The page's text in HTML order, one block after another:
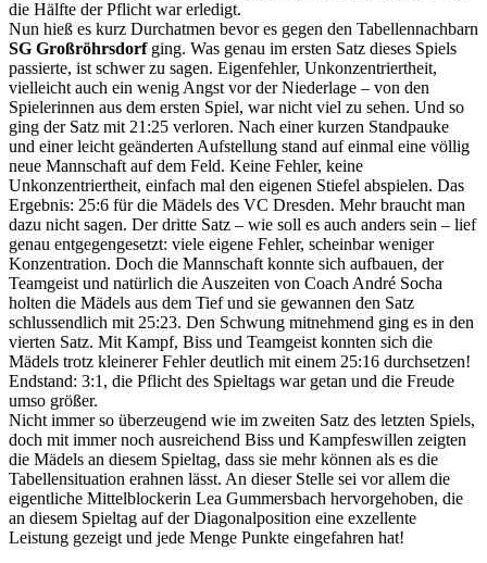
die Hälfte der Pflicht war erledigt.
Nun hieß es kurz Durchatmen bevor es gegen den Tabellennachbarn
SG Großröhrsdorfging. Was genau im ersten Satz dieses Spiels
passierte, ist schwer zu sagen. Eigenfehler, Unkonzentriertheit,
vielleicht auch ein wenig Angst vor der Niederlage – von den
Spielerinnen aus dem ersten Spiel, war nicht viel zu sehen. Und so
ging der Satz mit 21:25 verloren. Nach einer kurzen Standpauke
und einer leicht geänderten Aufstellung stand auf einmal eine völlig
neue Mannschaft auf dem Feld. Keine Fehler, keine
Unkonzentriertheit, einfach mal den eigenen Stiefel abspielen. Das
Ergebnis: 25:6 für die Mädels des VC Dresden. Mehr braucht man
dazu nicht sagen. Der dritte Satz – wie soll es auch anders sein – lief
genau entgegengesetzt: viele eigene Fehler, scheinbar weniger
Konzentration. Doch die Mannschaft konnte sich aufbauen, der
Teamgeist und natürlich die Auszeiten von Coach André Socha
holten die Mädels aus dem Tief und sie gewannen den Satz
schlussendlich mit 25:23. Den Schwung mitnehmend ging es in den
vierten Satz. Mit Kampf, Biss und Teamgeist konnten sich die
Mädels trotz kleinerer Fehler deutlich mit einem 25:16 durchsetzen!
Endstand: 3:1, die Pflicht des Spieltags war getan und die Freude
umso größer.
Nicht immer so überzeugend wie im zweiten Satz des letzten Spiels,
doch mit immer noch ausreichend Biss und Kampfeswillen zeigten
die Mädels an diesem Spieltag, dass sie mehr können als es die
Tabellensituation erahnen lässt. An dieser Stelle sei vor allem die
eigentliche Mittelblockerin Lea Gummersbach hervorgehoben, die
an diesem Spieltag auf der Diagonalposition eine exzellente
Leistung gezeigt und jede Menge Punkte eingefahren hat!